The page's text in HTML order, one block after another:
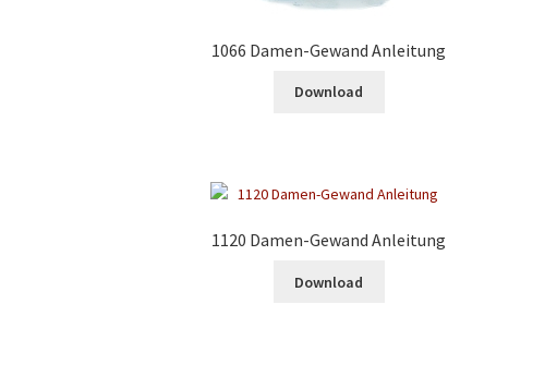
1066 Damen-Gewand Anleitung
Download
1120 Damen-Gewand Anleitung
Download